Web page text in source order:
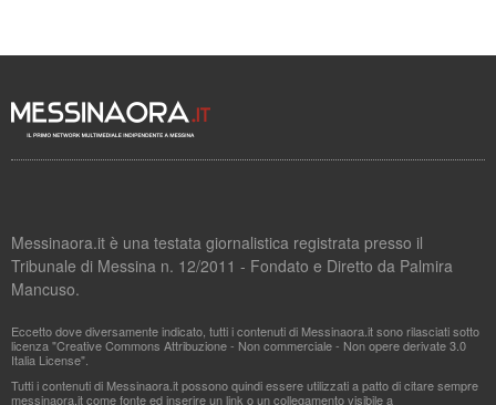
Messinaora.it è una testata giornalistica registrata presso il
Tribunale di Messina n. 12/2011 - Fondato e Diretto da Palmira
Mancuso.
Eccetto dove diversamente indicato, tutti i contenuti di Messinaora.it sono rilasciati sotto
licenza "Creative Commons Attribuzione - Non commerciale - Non opere derivate 3.0
Italia License".
Tutti i contenuti di Messinaora.it possono quindi essere utilizzati a patto di citare sempre
messinaora.it come fonte ed inserire un link o un collegamento visibile a